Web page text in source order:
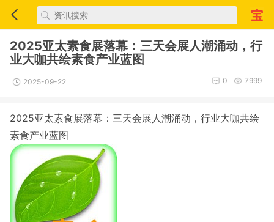
2025亚太素食展落幕：三天会展人潮涌动，行
业大咖共绘素食产业蓝图
2025-09-22 7999
0
2025亚太素食展落幕：三天会展人潮涌动，行业大咖共绘
素食产业蓝图